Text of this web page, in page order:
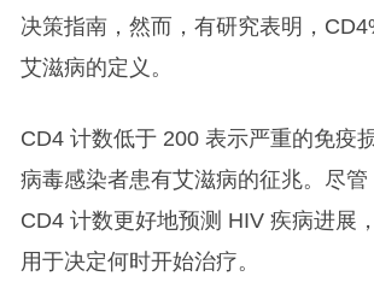
决策指南，然而，有研究表明，
艾滋病的定义。
CD4 计数低于 200 表示严重的免疫
病毒感染者患有艾滋病的征兆。尽
CD4 计数更好地预测 HIV 疾病进展
用于决定何时开始治疗。